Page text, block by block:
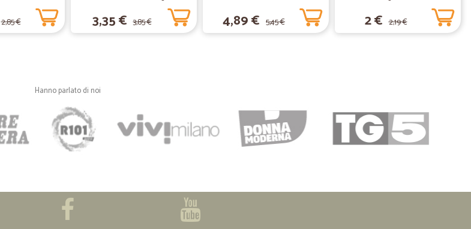
15/02/2020
—Rosalba M.
23/06/2019
Direi più che affidabili..!
Acquisto fatto in sicurezza , veloce e ben confezionato ...Soddisfatta
2,85 € 3,35 € 3,85 € 4,89 € 5,45 € 2 € 2,19 €
Hanno parlato di noi